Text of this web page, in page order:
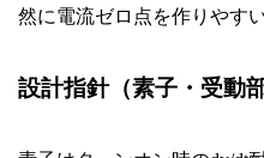
然に電流ゼロ点を作りやす
設計指針（素子・受動部